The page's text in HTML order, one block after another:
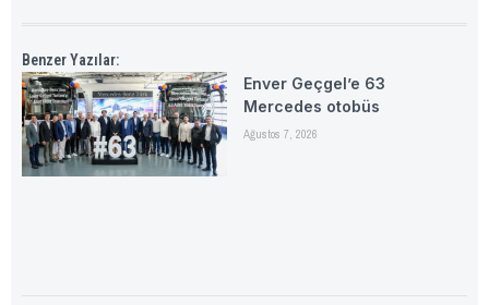
Benzer Yazılar:
Enver Geçgel’e 63
Mercedes otobüs
Ağustos 7, 2026